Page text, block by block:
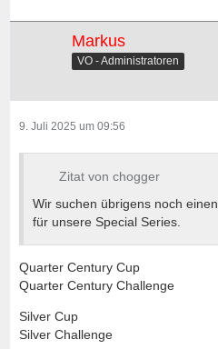
Markus
VO - Administratoren
9. Juli 2025 um 09:56
Zitat von chogger
Wir suchen übrigens noch einen
für unsere Special Series.
Quarter Century Cup
Quarter Century Challenge
Silver Cup
Silver Challenge